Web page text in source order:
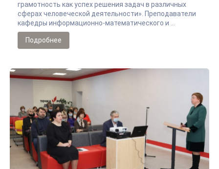
грамотность как успех решения задач в различных
сферах человеческой деятельности». Преподаватели
кафедры информационно-математического и …
Подробнее